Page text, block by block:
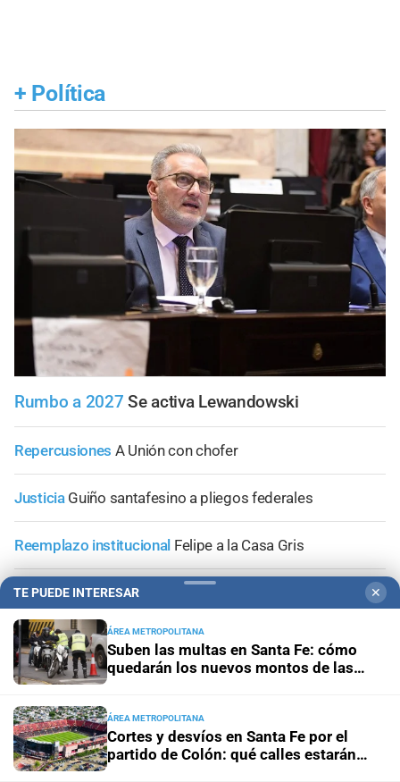
+ Política
Rumbo a 2027 Se activa Lewandowski
Repercusiones A Unión con chofer
Justicia Guiño santafesino a pliegos federales
Reemplazo institucional Felipe a la Casa Gris
Modificaciones y tratamiento veloz
una comisión de seguimiento y control a la ley de
emergencia hídrica
+Área Metropolitana
TE PUEDE INTERESAR ✕
ÁREA METROPOLITANA
Suben las multas en Santa Fe: cómo
quedarán los nuevos montos de las
ÁREA METROPOLITANA
Cortes y desvíos en Santa Fe por el
partido de Colón: qué calles estarán